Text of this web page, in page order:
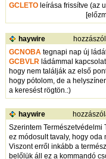
GCLETO leírása frissítve (az
[
haywire
GCNOBA tegnapi nap új
GCBVLR ládámmal
hogy nem találják az első
hogy pótolom, de a
a keresést rögtön.:)
haywire
Szerintem
ez módosult tavaly, hogy oda
Viszont erről inkább a
belőlük áll ez a kommandó